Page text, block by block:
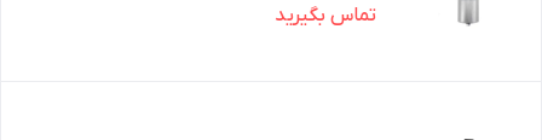
تماس بگیرید